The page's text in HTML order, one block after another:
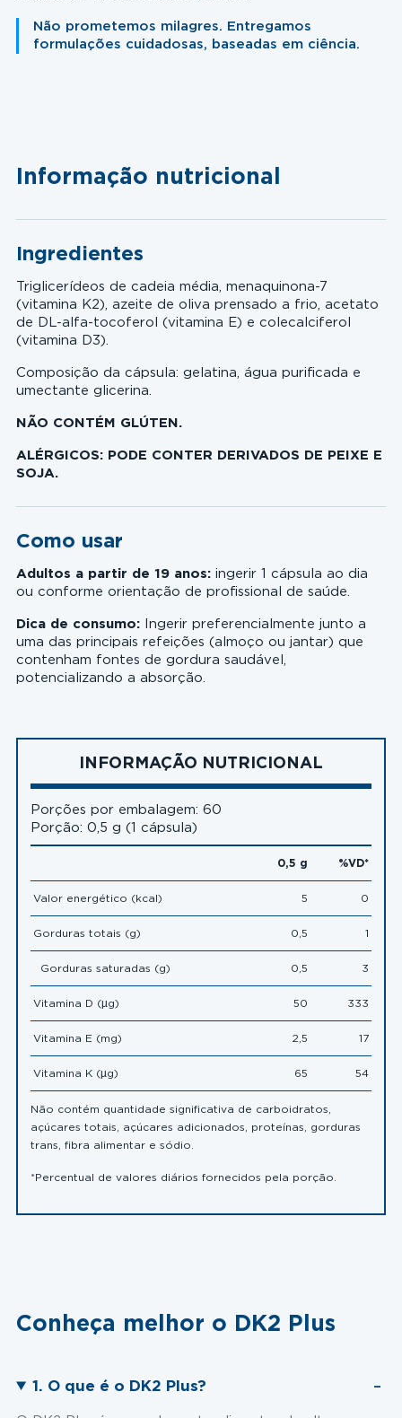
Não prometemos milagres. Entregamos
formulações cuidadosas, baseadas em ciência.
Informação nutricional
Ingredientes
Triglicerídeos de cadeia média, menaquinona-7
(vitamina K2), azeite de oliva prensado a frio, acetato
de DL-alfa-tocoferol (vitamina E) e colecalciferol
(vitamina D3).
Composição da cápsula: gelatina, água purificada e
umectante glicerina.
NÃO CONTÉM GLÚTEN.
ALÉRGICOS: PODE CONTER DERIVADOS DE PEIXE E
SOJA.
Como usar
Adultos a partir de 19 anos: ingerir 1 cápsula ao dia
ou conforme orientação de profissional de saúde.
Dica de consumo: Ingerir preferencialmente junto a
uma das principais refeições (almoço ou jantar) que
contenham fontes de gordura saudável,
potencializando a absorção.
INFORMAÇÃO NUTRICIONAL
Porções por embalagem: 60
Porção: 0,5 g (1 cápsula)
0,5 g %VD*
Valor energético (kcal) 5 0
Gorduras totais (g) 0,5 1
Gorduras saturadas (g) 0,5 3
Vitamina D (µg) 50 333
Vitamina E (mg) 2,5 17
Vitamina K (µg) 65 54
Não contém quantidade significativa de carboidratos,
açúcares totais, açúcares adicionados, proteínas, gorduras
trans, fibra alimentar e sódio.
*Percentual de valores diários fornecidos pela porção.
Conheça melhor o DK2 Plus
1. O que é o DK2 Plus?